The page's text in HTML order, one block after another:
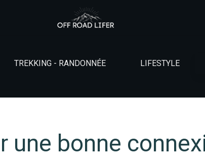
TREKKING - RANDONNÉE LIFESTYLE
une bonne